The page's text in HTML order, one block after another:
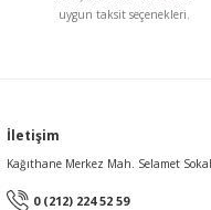
uygun taksit seçenekleri.
İletişim
Kağıthane Merkez Mah. Selamet
0 (212) 224 52 59